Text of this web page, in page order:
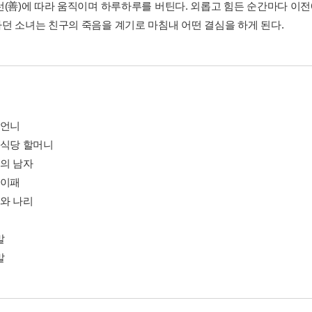
(善)에 따라 움직이며 하루하루를 버틴다. 외롭고 힘든 순간마다 이
소녀는 친구의 죽음을 계기로 마침내 어떤 결심을 하게 된다.
니
당 할머니
남자
패
나리